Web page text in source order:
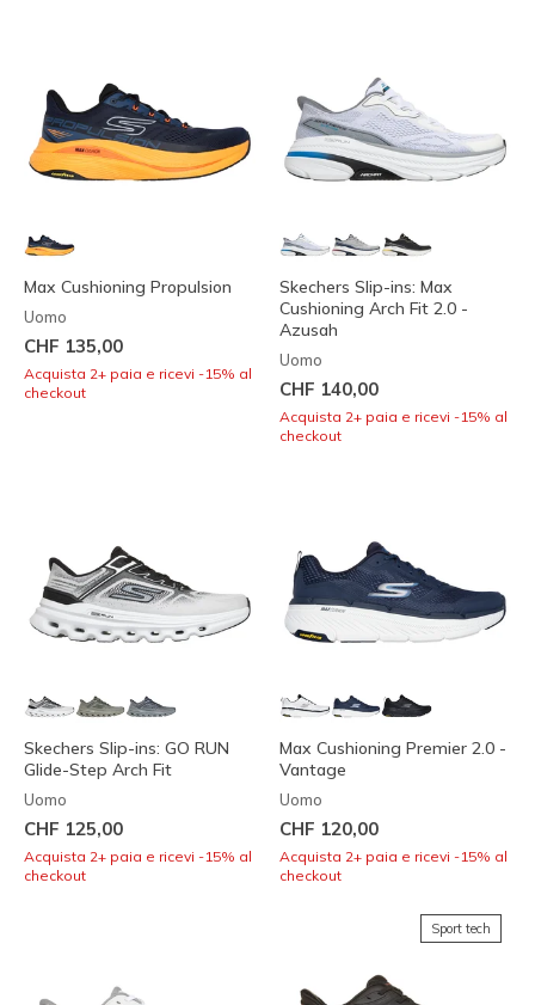
Max Cushioning Propulsion
Uomo
CHF 135,00
Acquista 2+ paia e ricevi -15% al
checkout
Skechers Slip-ins: Max
Cushioning Arch Fit 2.0 -
Azusah
Uomo
CHF 140,00
Acquista 2+ paia e ricevi -15% al
checkout
Skechers Slip-ins: GO RUN
Glide-Step Arch Fit
Uomo
CHF 125,00
Acquista 2+ paia e ricevi -15% al
checkout
Max Cushioning Premier 2.0 -
Vantage
Uomo
CHF 120,00
Acquista 2+ paia e ricevi -15% al
checkout
Sport tech